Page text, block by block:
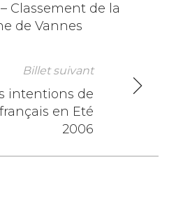
Classement de la
de Vannes
Billet suivant
intentions de
en Eté
2006